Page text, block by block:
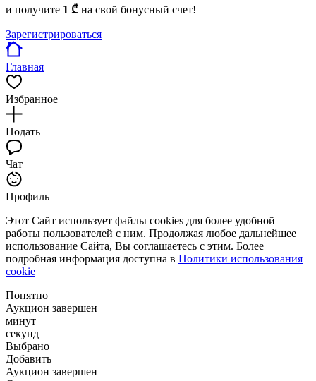
и получите 1 ₾ на свой бонусный счет!
Зарегистрироваться
Главная
Избранное
Подать
Чат
Профиль
Этот Сайт использует файлы cookies для более удобной
работы пользователей с ним. Продолжая любое дальнейшее
использование Сайта, Вы соглашаетесь с этим. Более
подробная информация доступна в Политики использования
cookie
Понятно
Аукцион завершен
минут
секунд
Выбрано
Добавить
Аукцион завершен